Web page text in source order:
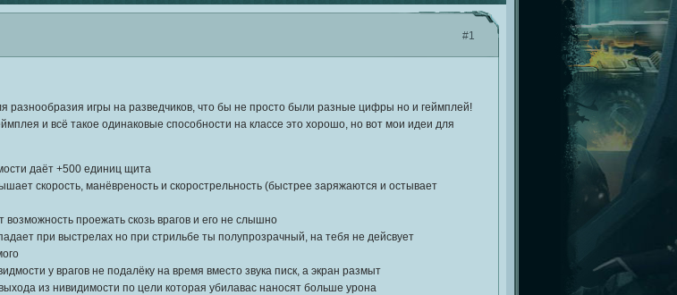
#1
разнообразия игры на разведчиков, что бы не просто были разные цифры но и геймплей!
и всё такое одинаковые способности на классе это хорошо, но вот мои идеи для
даёт +500 единиц щита
скорость, манёвреность и скорострельность (быстрее заряжаются и остывает
возможность проежать скозь врагов и его не слышно
при выстрелах но при стрильбе ты полупрозрачный, на тебя не дейсвует
у врагов не подалёку на время вместо звука писк, а экран размыт
из нивидимости по цели которая убилавас наносят больше урона